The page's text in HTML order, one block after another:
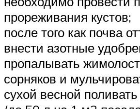
прореживания кустов;
после того как почва
внести азотные
пропалывать
сорняков и
сухой весной